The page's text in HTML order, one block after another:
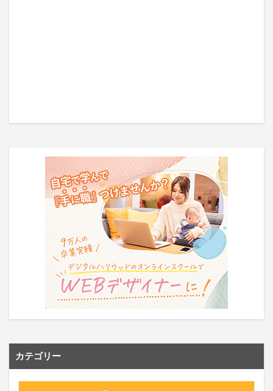
カテゴリー